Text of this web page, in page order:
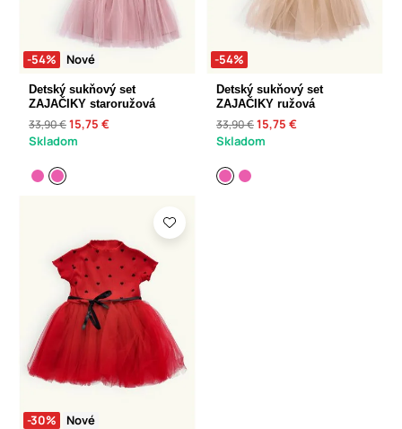
-54% Nové
Detský sukňový set
ZAJAČIKY staroružová
33,90 €15,75 €
Skladom
-54%
Detský sukňový set
ZAJAČIKY ružová
33,90 €15,75 €
Skladom
-30% Nové